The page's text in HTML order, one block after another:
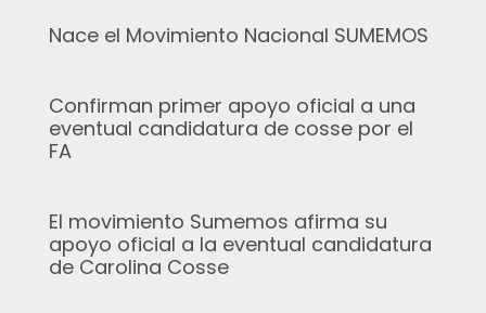
Nace el Movimiento Nacional SUMEMOS
Confirman primer apoyo oficial a una
eventual candidatura de cosse por el
FA
El movimiento Sumemos afirma su
apoyo oficial a la eventual candidatura
de Carolina Cosse